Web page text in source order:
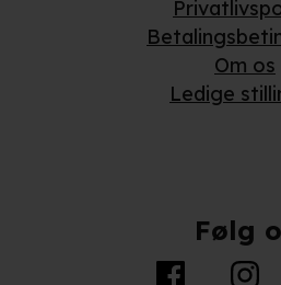
Om os
Ledige
Følg